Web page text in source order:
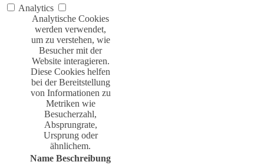
Analytics
Analytische Cookies
werden verwendet,
um zu verstehen, wie
Besucher mit der
Website interagieren.
Diese Cookies helfen
bei der Bereitstellung
von Informationen zu
Metriken wie
Besucherzahl,
Absprungrate,
Ursprung oder
ähnlichem.
Name Beschreibung